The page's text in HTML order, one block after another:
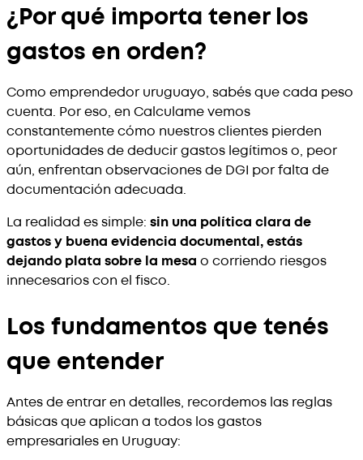
¿Por qué importa tener los
gastos en orden?
Como emprendedor uruguayo, sabés que cada peso
cuenta. Por eso, en Calculame vemos
constantemente cómo nuestros clientes pierden
oportunidades de deducir gastos legítimos o, peor
aún, enfrentan observaciones de DGI por falta de
documentación adecuada.
La realidad es simple: sin una política clara de
gastos y buena evidencia documental, estás
dejando plata sobre la mesa o corriendo riesgos
innecesarios con el fisco.
Los fundamentos que tenés
que entender
Antes de entrar en detalles, recordemos las reglas
básicas que aplican a todos los gastos
empresariales en Uruguay: